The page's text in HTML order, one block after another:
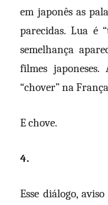
em japonês as
parecidas. Lua é
semelhança
filmes
“chover” na
E chove.
4.
Esse diálogo,